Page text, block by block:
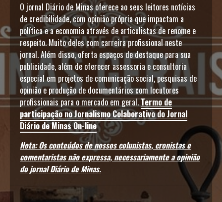
O jornal Diário de Minas oferece ao seus leitores notícias
de credibilidade, com opinião própria que impactam a
política e a economia através de articulistas de renome e
respeito. Muito deles com carreira profissional neste
jornal. Além disso, oferta espaços de destaque para sua
publicidade, além de oferecer assessoria e consultoria
especial em projetos de comunicação social, pesquisas de
opinião e produção de documentários com locutores
profissionais para o mercado em geral.Termo de
participação no Jornalismo Colaborativo do Jornal
Diário de Minas On-line
Nota: Os conteúdos de nossos colunistas, cronistas e
comentaristas não expressa, necessariamente a opinião
do jornal Diário de Minas.